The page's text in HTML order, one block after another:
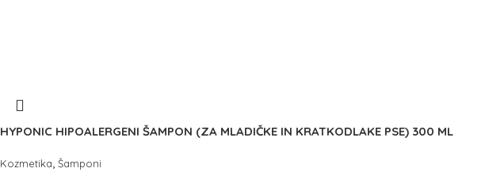
HYPONIC HIPOALERGENI ŠAMPON (ZA MLADIČKE IN KRATKODLAKE PSE) 300 ML
Kozmetika, Šamponi